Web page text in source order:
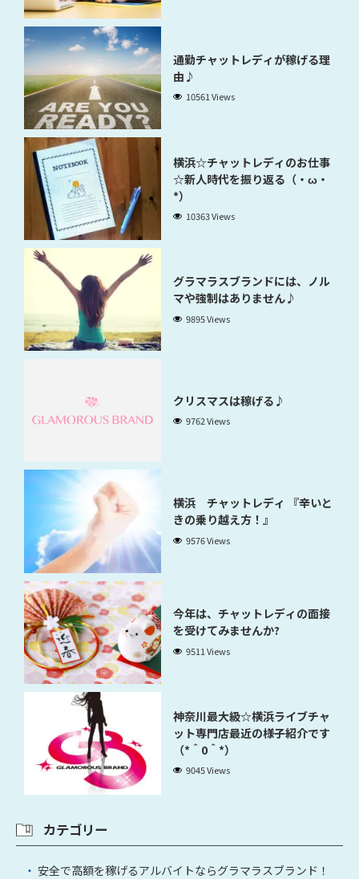
通勤チャットレディが稼げる理
由♪
10561 Views
横浜☆チャットレディのお仕事
☆新人時代を振り返る（・ω・
*）
10363 Views
グラマラスブランドには、ノル
マや強制はありません♪
9895 Views
クリスマスは稼げる♪
9762 Views
横浜 チャットレディ 『辛いと
きの乗り越え方！』
9576 Views
今年は、チャットレディの面接
を受けてみませんか?
9511 Views
神奈川最大級☆横浜ライブチャ
ット専門店最近の様子紹介です
（*＾0＾*）
9045 Views
カテゴリー
安全で高額を稼げるアルバイトならグラマラスブランド！